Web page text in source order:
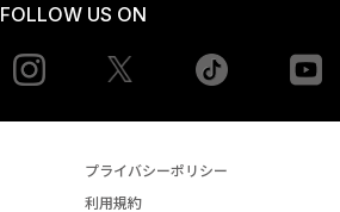
FOLLOW US ON
Instagram tiktok
プライバシーポリシー
利用規約